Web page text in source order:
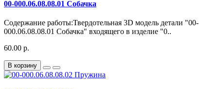
00-000.06.08.08.01 Собачка
Содержание работы:Твердотельная 3D модель детали "00-
000.06.08.08.01 Собачка" входящего в изделие "0..
60.00 р.
В корзину